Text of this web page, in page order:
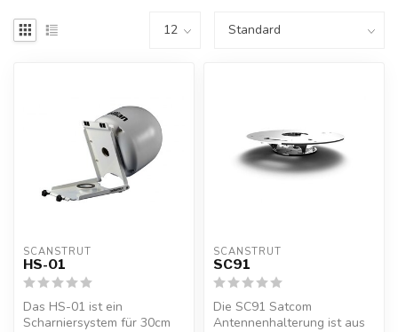
SCANSTRUT
HS-01
Das HS-01 ist ein
Scharniersystem für 30cm
SCANSTRUT
SC91
Die SC91 Satcom
Antennenhalterung ist aus